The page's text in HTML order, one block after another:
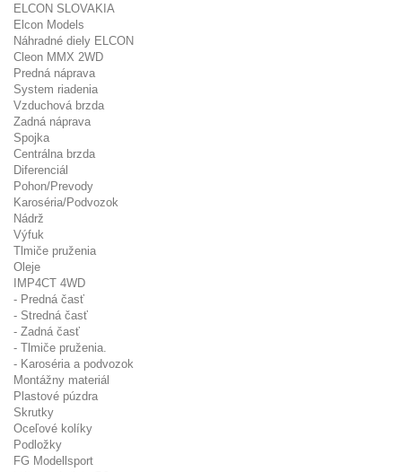
ELCON SLOVAKIA
Elcon Models
Náhradné diely ELCON
Cleon MMX 2WD
Predná náprava
System riadenia
Vzduchová brzda
Zadná náprava
Spojka
Centrálna brzda
Diferenciál
Pohon/Prevody
Karoséria/Podvozok
Nádrž
Výfuk
Tlmiče pruženia
Oleje
IMP4CT 4WD
- Predná časť
- Stredná časť
- Zadná časť
- Tlmiče pruženia.
- Karoséria a podvozok
Montážny materiál
Plastové púzdra
Skrutky
Oceľové kolíky
Podložky
FG Modellsport